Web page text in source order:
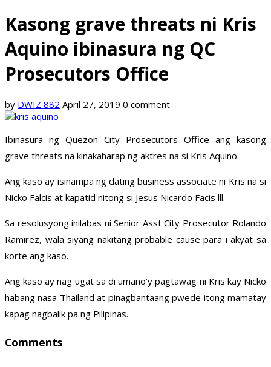
Kasong grave threats ni Kris
Aquino ibinasura ng QC
Prosecutors Office
by DWIZ 882 April 27, 2019 0 comment
Ibinasura ng Quezon City Prosecutors Office ang kasong
grave threats na kinakaharap ng aktres na si Kris Aquino.
Ang kaso ay isinampa ng dating business associate ni Kris na si
Nicko Falcis at kapatid nitong si Jesus Nicardo Facis lll.
Sa resolusyong inilabas ni Senior Asst City Prosecutor Rolando
Ramirez, wala siyang nakitang probable cause para i akyat sa
korte ang kaso.
Ang kaso ay nag ugat sa di umano’y pagtawag ni Kris kay Nicko
habang nasa Thailand at pinagbantaang pwede itong mamatay
kapag nagbalik pa ng Pilipinas.
Comments